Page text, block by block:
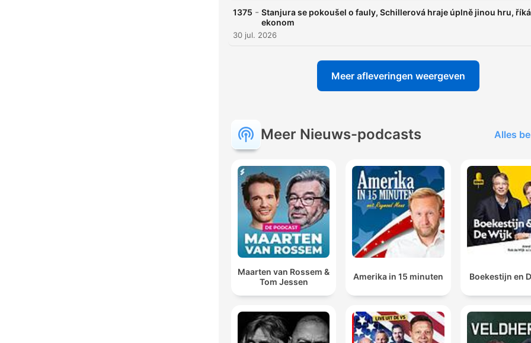
1375 - Stanjura se pokoušel o fauly, Schillerová hraje úplně jinou hru, říká
ekonom
30 jul. 2026
Meer afleveringen weergeven
Meer Nieuws-podcasts Alles
Maarten van Rossem &
Tom Jessen
Amerika in 15 minuten Boekestijn en